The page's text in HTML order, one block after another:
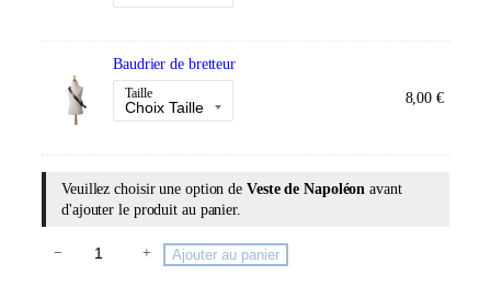
Baudrier de bretteur
Taille 8,00€
Veuillez choisir une option de Veste de Napoléon avant
d'ajouter le produit au panier.
− + Ajouter au panier